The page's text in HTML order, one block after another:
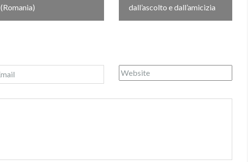
(Romania)
dall’ascolto e dall’amicizia